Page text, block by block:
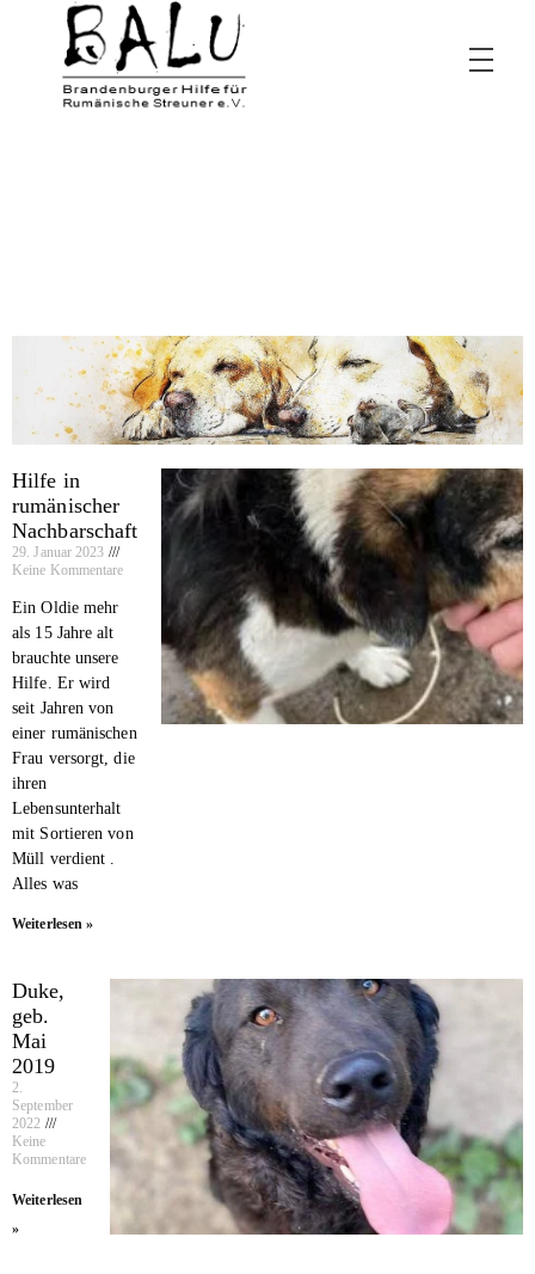
Hilfe in
rumänischer
Nachbarschaft
29. Januar 2023
Keine Kommentare
Ein Oldie mehr
als 15 Jahre alt
brauchte unsere
Hilfe. Er wird
seit Jahren von
einer rumänischen
Frau versorgt, die
ihren
Lebensunterhalt
mit Sortieren von
Müll verdient .
Alles was
Weiterlesen »
Duke,
geb.
Mai
2019
2.
September
2022
Keine
Kommentare
Weiterlesen
»